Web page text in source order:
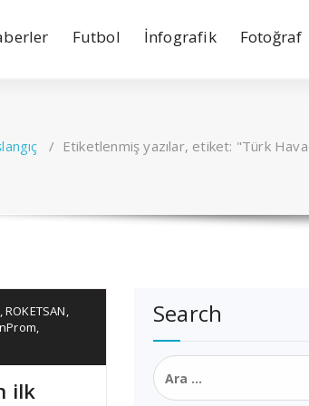
Futbol İnfografik Fotoğraf
/ Etiketlenmiş yazılar, etiket: "Türk
,ROKETSAN,
,
ilk
Search
Arama: